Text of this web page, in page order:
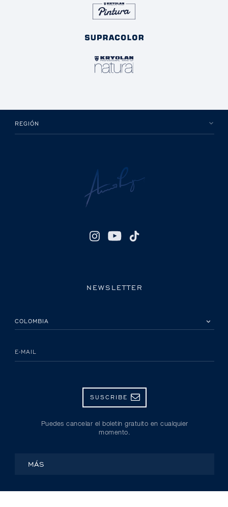
REGIÓN
NEWSLETTER
E-MAIL
SUSCRIBE
Puedes cancelar el boletín gratuito en cualquier
momento.
MÁS